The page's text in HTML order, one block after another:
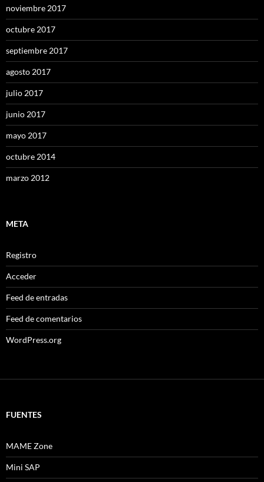
noviembre 2017
octubre 2017
septiembre 2017
agosto 2017
julio 2017
junio 2017
mayo 2017
octubre 2014
marzo 2012
META
Registro
Acceder
Feed de entradas
Feed de comentarios
WordPress.org
FUENTES
MAME Zone
Mini SAP